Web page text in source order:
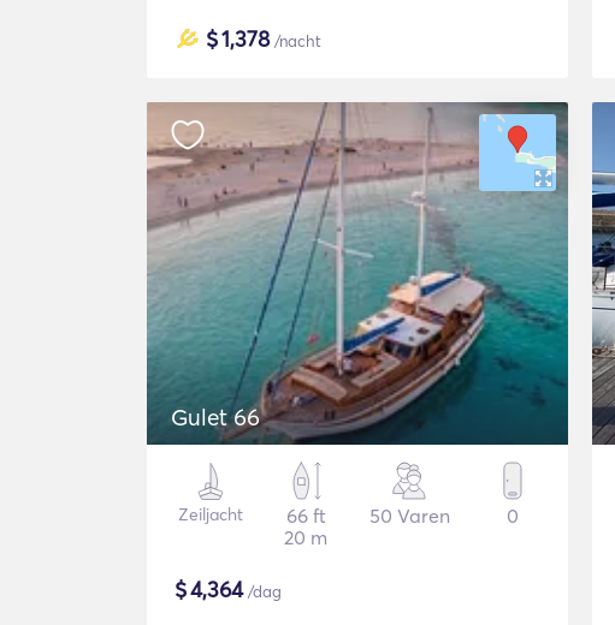
$1,378/nacht
Gulet 66
Zeiljacht
66 ft
20 m
50 Varen 0
$4,364/dag